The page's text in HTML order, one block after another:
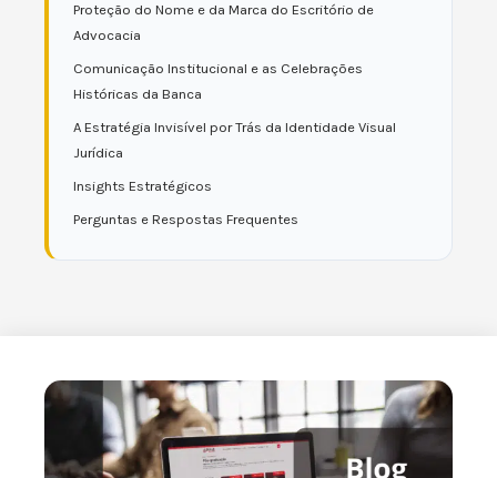
Proteção do Nome e da Marca do Escritório de
Advocacia
Comunicação Institucional e as Celebrações
Históricas da Banca
A Estratégia Invisível por Trás da Identidade Visual
Jurídica
Insights Estratégicos
Perguntas e Respostas Frequentes